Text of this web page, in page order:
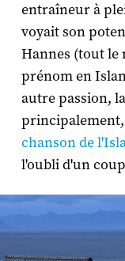
entraîneur à
voyait son
Hannes (tout le
prénom en
autre passion,
chanson de
l'oubli d'un